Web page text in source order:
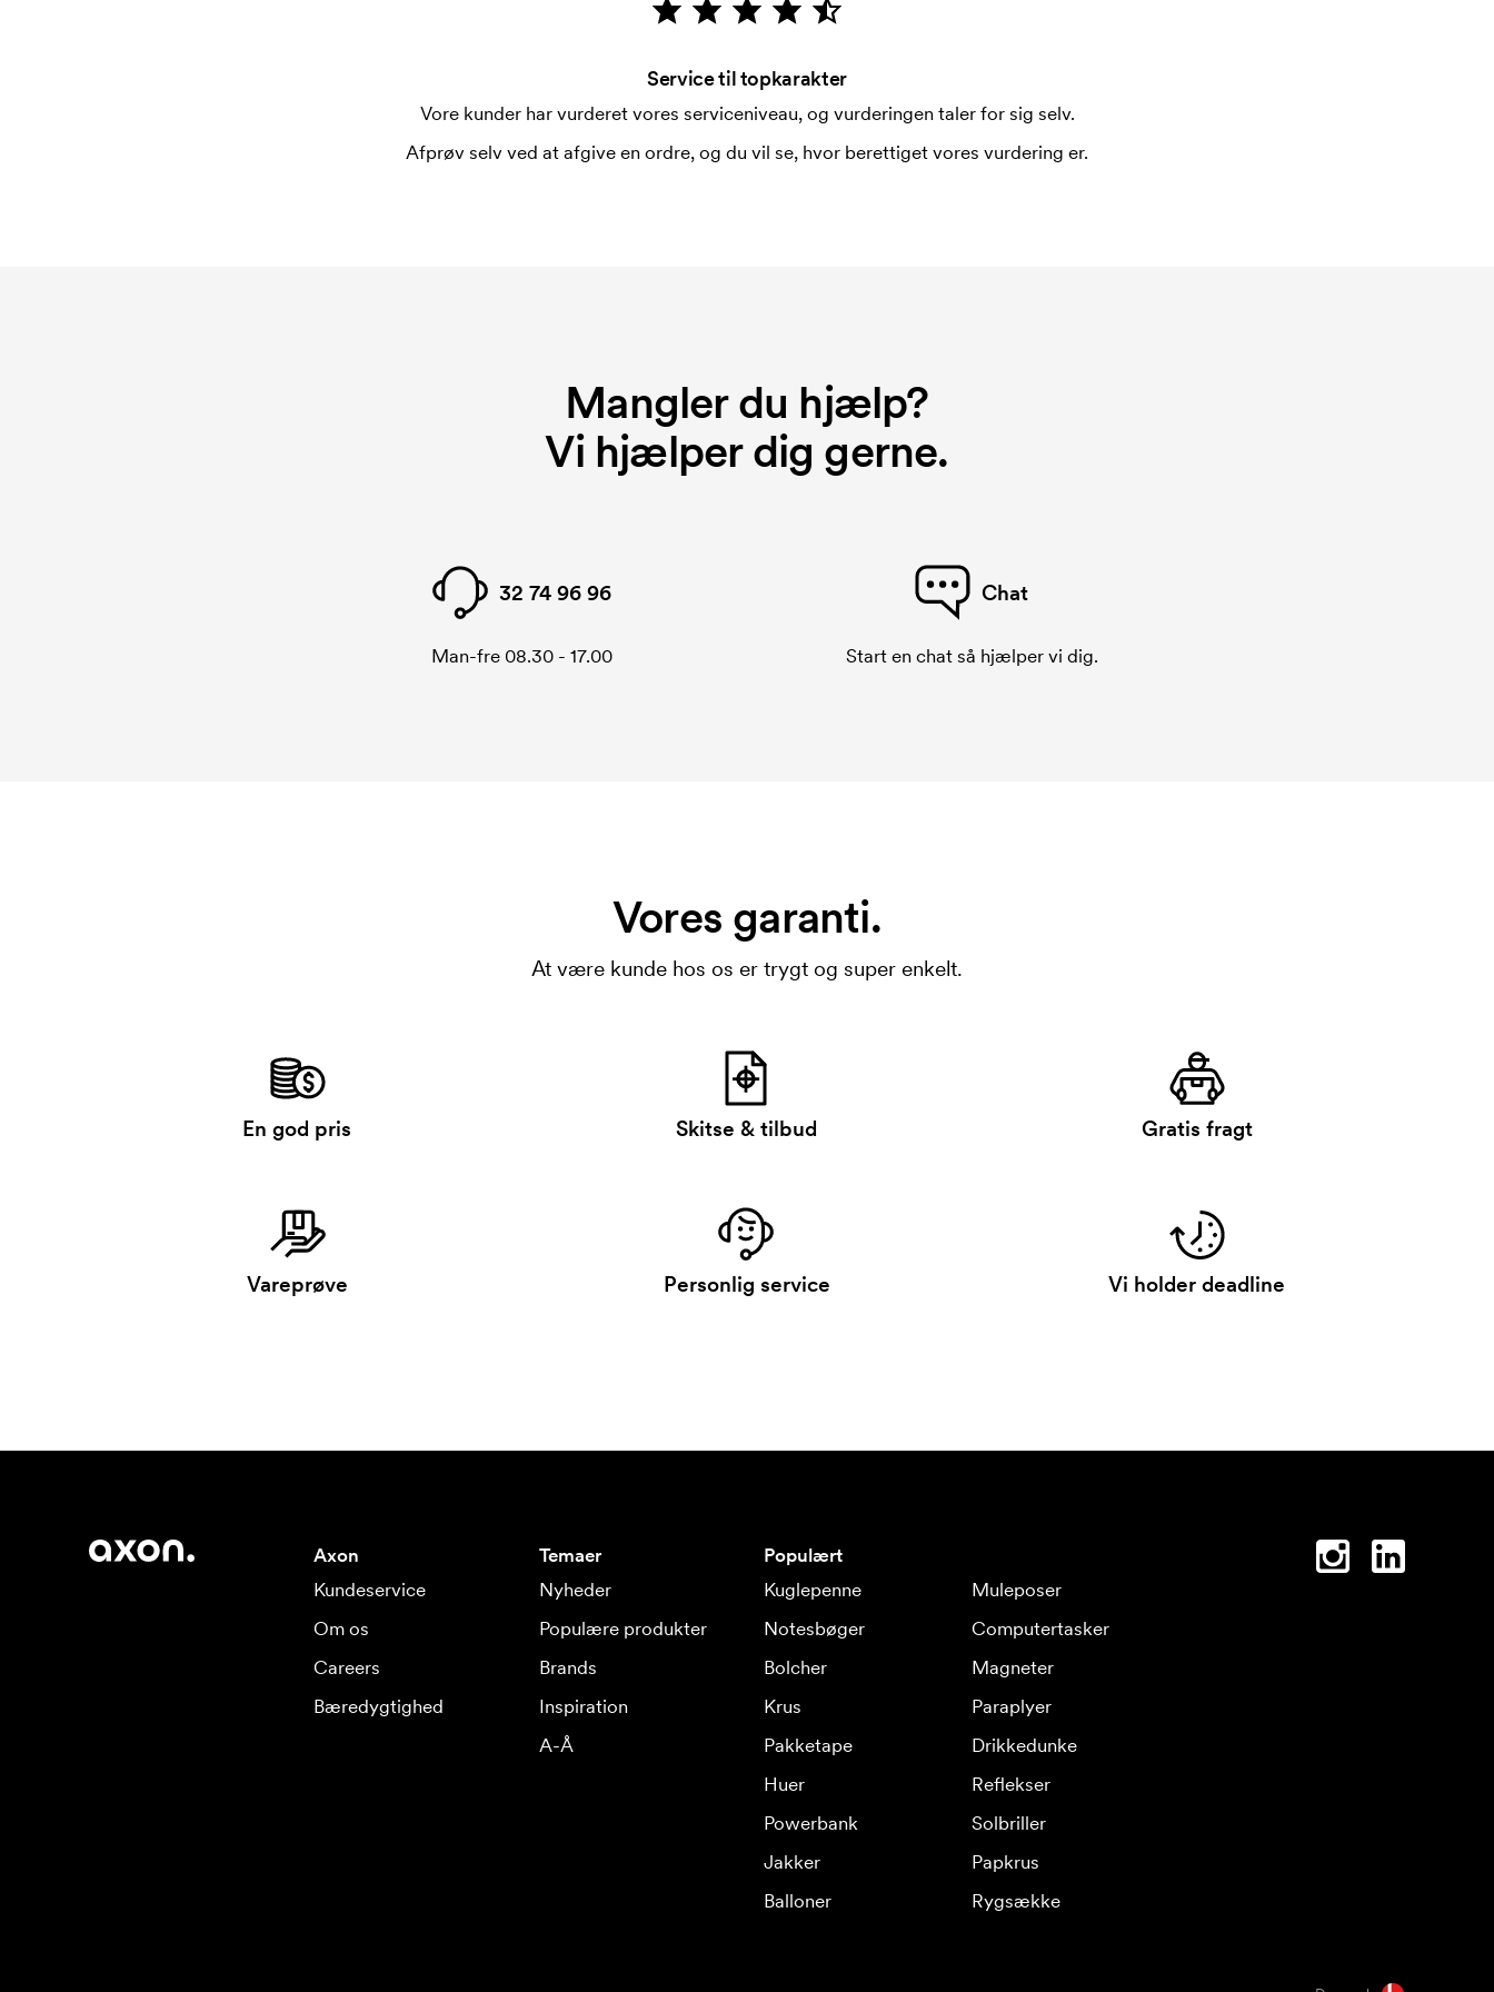
Service til topkarakter
Vore kunder har vurderet vores serviceniveau, og vurderingen taler for sig selv.
Afprøv selv ved at afgive en ordre, og du vil se, hvor berettiget vores vurdering er.
Mangler du hjælp?
Vi hjælper dig gerne.
32 74 96 96
Man-fre 08.30 - 17.00
Chat
Start en chat så hjælper vi dig.
Vores garanti.
At være kunde hos os er trygt og super enkelt.
En god pris Skitse & tilbud Gratis fragt
Vareprøve Personlig service Vi holder deadline
Axon
Kundeservice
Om os
Careers
Bæredygtighed
Temaer
Nyheder
Populære produkter
Brands
Inspiration
A-Å
Populært
Kuglepenne
Muleposer
Notesbøger
Computertasker
Bolcher
Magneter
Krus
Paraplyer
Pakketape
Drikkedunke
Huer
Reflekser
Powerbank
Solbriller
Jakker
Papkrus
Balloner
Rygsække